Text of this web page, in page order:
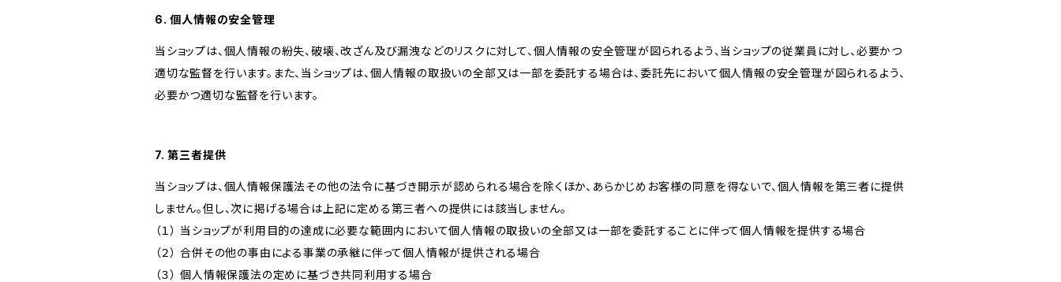
6. 個人情報の安全管理
当ショップは、個人情報の紛失、破壊、改ざん及び漏洩などのリスクに対して、個人情報の安全管理が図られるよう、当ショップの従業員に対し、必要かつ
適切な監督を行います。また、当ショップは、個人情報の取扱いの全部又は一部を委託する場合は、委託先において個人情報の安全管理が図られるよう、
必要かつ適切な監督を行います。
7. 第三者提供
当ショップは、個人情報保護法その他の法令に基づき開示が認められる場合を除くほか、あらかじめお客様の同意を得ないで、個人情報を第三者に提供
しません。但し、次に掲げる場合は上記に定める第三者への提供には該当しません。
（１） 当ショップが利用目的の達成に必要な範囲内において個人情報の取扱いの全部又は一部を委託することに伴って個人情報を提供する場合
（２） 合併その他の事由による事業の承継に伴って個人情報が提供される場合
（３） 個人情報保護法の定めに基づき共同利用する場合